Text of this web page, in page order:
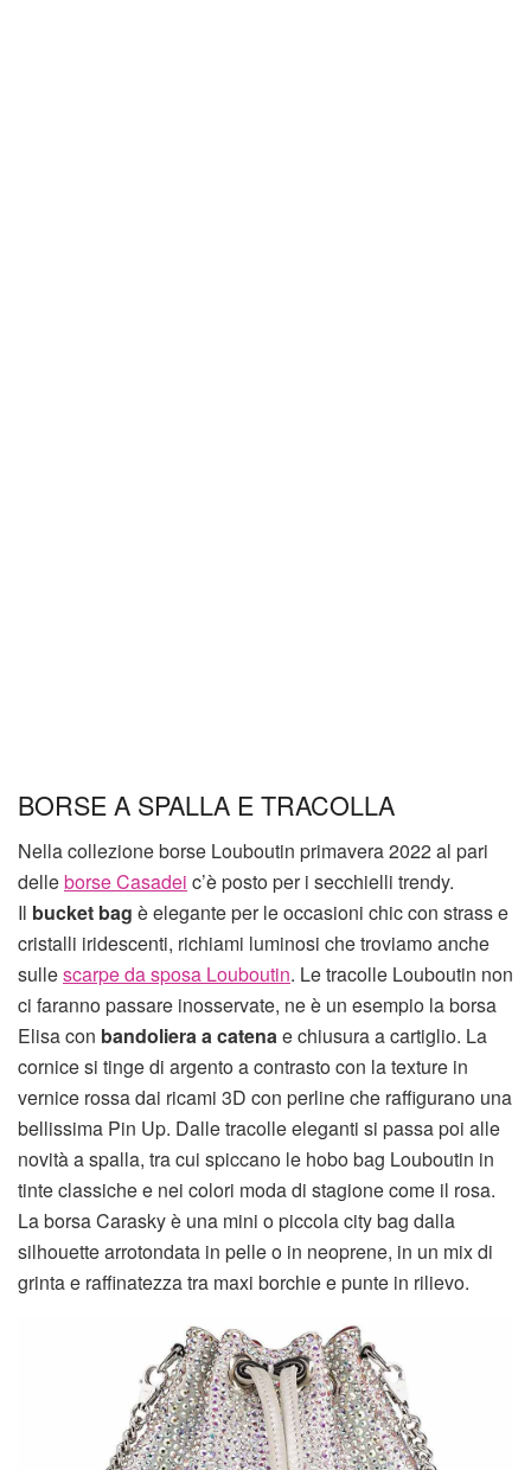
BORSE A SPALLA E TRACOLLA
Nella collezione borse Louboutin primavera 2022 al pari
delleborse Casadei c’è posto per i secchielli trendy.
Il bucket bag è elegante per le occasioni chic con strass e
cristalli iridescenti, richiami luminosi che troviamo anche
sullescarpe da sposa Louboutin. Le tracolle Louboutin non
ci faranno passare inosservate, ne è un esempio la borsa
Elisa con bandolieraa catenae chiusura a cartiglio. La
cornice si tinge di argento a contrasto con la texture in
vernice rossa dai ricami 3D con perline che raffigurano una
bellissima Pin Up. Dalle tracolle eleganti si passa poi alle
novità a spalla, tra cui spiccano le hobo bag Louboutin in
tinte classiche e nei colori moda di stagione come il rosa.
La borsa Carasky è una mini o piccola city bag dalla
silhouette arrotondata in pelle o in neoprene, in un mix di
grinta e raffinatezza tra maxi borchie e punte in rilievo.